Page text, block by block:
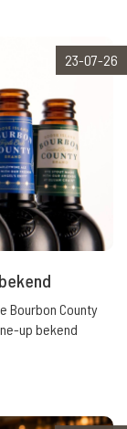
23-07-26
Bourbon County
up bekend